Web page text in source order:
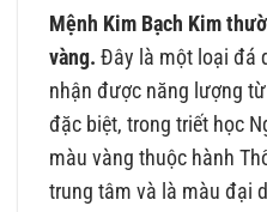
Mệnh Kim Bạch Kim
vàng. Đây là một loại đá
nhận được năng lượng
đặc biệt, trong triết học
màu vàng thuộc hành
trung tâm và là màu đại